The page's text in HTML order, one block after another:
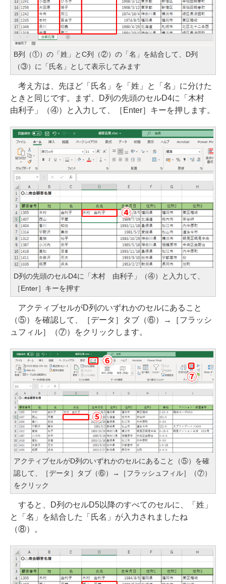
B列（①）の「姓」とC列（②）の「名」を結合して、D列
（③）に「氏名」として表示してみます
考え方は、先ほど「氏名」を「姓」と「名」に分けた
ときと同じです。まず、D列の先頭のセルD4に「木村
由利子」（④）と入力して、［Enter］キーを押します。
D列の先頭のセルD4に「木村 由利子」（④）と入力して、
［Enter］キーを押す
アクティブセルがD列のいずれかのセルにあること
（⑤）を確認して、［データ］タブ（⑥）→［フラッシ
ュフィル］（⑦）をクリックします。
アクティブセルがD列のいずれかのセルにあること（⑤）を確
認して、［データ］タブ（⑥）→［フラッシュフィル］（⑦）
をクリック
すると、D列のセルD5以降のすべてのセルに、「姓」
と「名」を結合した「氏名」が入力されましたね
（⑧）。